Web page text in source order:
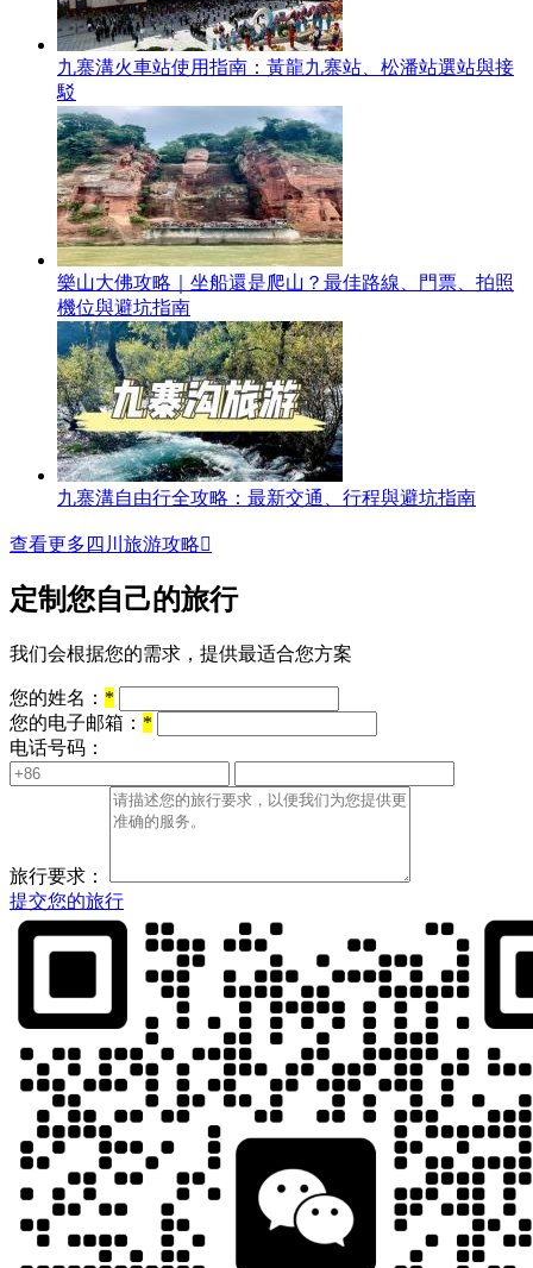
九寨溝火車站使用指南：黃龍九寨站、松潘站選站與接
駁
樂山大佛攻略｜坐船還是爬山？最佳路線、門票、拍照
機位與避坑指南
九寨溝自由行全攻略：最新交通、行程與避坑指南
查看更多四川旅游攻略
定制您自己的旅行
我们会根据您的需求，提供最适合您方案
您的姓名： *
您的电子邮箱： *
电话号码：
旅行要求：
提交您的旅行